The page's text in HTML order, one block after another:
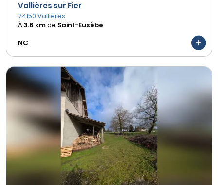
Vallières sur Fier
74150 Vallières
À3.6 kmde Saint-Eusèbe
NC